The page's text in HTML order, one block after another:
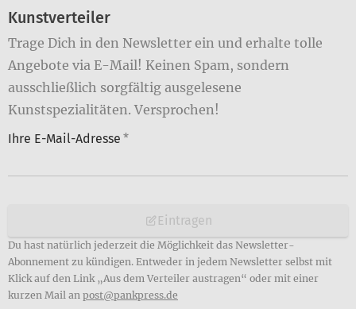
Kunstverteiler
Trage Dich in den Newsletter ein und erhalte tolle
Angebote via E-Mail! Keinen Spam, sondern
ausschließlich sorgfältig ausgelesene
Kunstspezialitäten. Versprochen!
Ihre E-Mail-Adresse *
Eintragen
Du hast natürlich jederzeit die Möglichkeit das Newsletter-
Abonnement zu kündigen. Entweder in jedem Newsletter selbst mit
Klick auf den Link „Aus dem Verteiler austragen“ oder mit einer
kurzen Mail an post@pankpress.de